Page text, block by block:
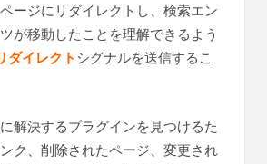
ージにリダイレクトし、検索エン
が移動したことを理解できるよう
ダイレクトシグナルを送信するこ
解決するプラグインを見つけるた
ク、削除されたページ、変更され